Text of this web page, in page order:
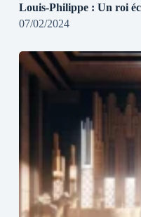
Louis-Philippe : Un roi
07/02/2024